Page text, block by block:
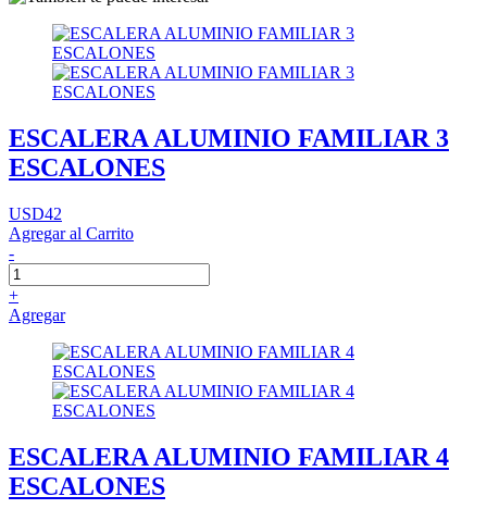
ESCALERA ALUMINIO FAMILIAR 3
ESCALONES
USD42
Agregar al Carrito
-
+
Agregar
ESCALERA ALUMINIO FAMILIAR 4
ESCALONES